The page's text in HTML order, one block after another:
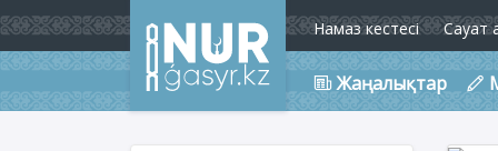
Намаз кестесі Сауат
Жаңалықтар